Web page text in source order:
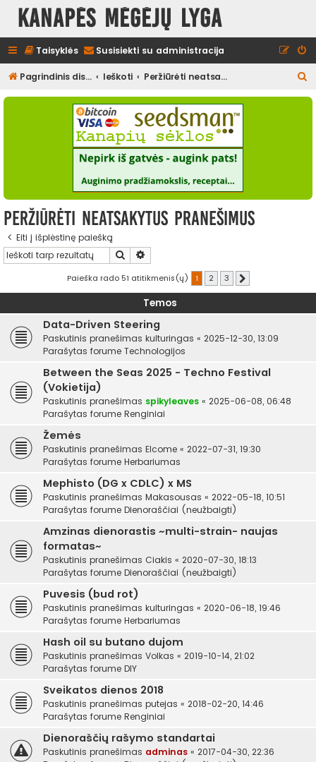
Kanapės mėgėjų lyga
Taisyklės Susisiekti su administracija
Pagrindinis diskusijų puslapis Ieškoti Peržiūrėti neatsakytus pranešimus
e
Peržiūrėti neatsakytus pranešimus
Eiti į išplėstinę paiešką
Ieškoti
Paieška rado 51 atitikmenis(ų) 1 2 3
Temos
Data-Driven Steering
Paskutinis pranešimas kulturingas « 2025-12-30, 13:09
Parašytas forume Technologijos
Between the Seas 2025 - Techno Festival
(Vokietija)
Paskutinis pranešimas spikyleaves « 2025-06-08, 06:48
Parašytas forume Renginiai
Žemės
Paskutinis pranešimas Elcome « 2022-07-31, 19:30
Parašytas forume Herbariumas
Mephisto (DG x CDLC) x MS
Paskutinis pranešimas Makasousas « 2022-05-18, 10:51
Parašytas forume Dienoraščiai (neužbaigti)
Amzinas dienorastis ~multi-strain- naujas
formatas~
Paskutinis pranešimas Ciakis « 2020-07-30, 18:13
Parašytas forume Dienoraščiai (neužbaigti)
Puvesis (bud rot)
Paskutinis pranešimas kulturingas « 2020-06-18, 19:46
Parašytas forume Herbariumas
Hash oil su butano dujom
Paskutinis pranešimas Volkas « 2019-10-14, 21:02
Parašytas forume DIY
Sveikatos dienos 2018
Paskutinis pranešimas putejas « 2018-02-20, 14:46
Parašytas forume Renginiai
Dienoraščių rašymo standartai
Paskutinis pranešimas adminas « 2017-04-30, 22:36